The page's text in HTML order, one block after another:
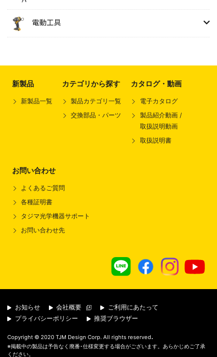
電動工具
新製品
新製品一覧
カテゴリから探す
製品カテゴリ一覧
交換部品・パーツ
カタログ・動画
電子カタログ
製品紹介動画 /
取扱説明動画
取扱説明書
お問い合わせ
よくあるご質問
各種証明書
タジマ光学機器サポート
お問い合わせ先
お知らせ 会社概要
ご利用にあたって
プライバシーポリシー
推奨ブラウザー
Copyright © 2020 TJM Design Corp. All rights reserved.
※掲載中の製品は予告なく廃番･仕様変更する場合がございます。あらかじめご了承
ください。